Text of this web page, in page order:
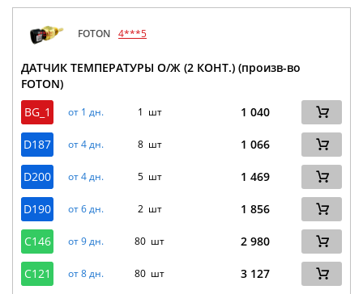
FOTON 4***5
ДАТЧИК ТЕМПЕРАТУРЫ О/Ж (2 КОНТ.) (произв-во
FOTON)
BG_1
от 1 дн. 1 шт 1 040
D187 от 4 дн. 8 шт 1 066
D200 от 4 дн. 5 шт 1 469
D190 от 6 дн. 2 шт 1 856
C146 от 9 дн. 80 шт 2 980
C121 от 8 дн. 80 шт 3 127